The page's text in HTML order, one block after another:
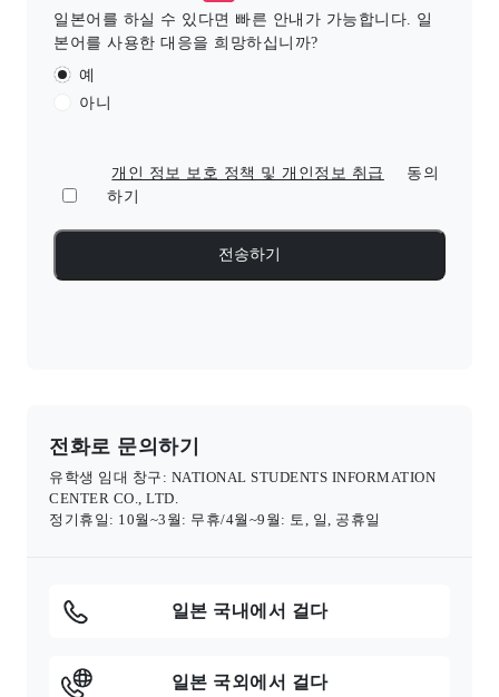
일본어를 하실 수 있다면 빠른 안내가 가능합니다. 일
본어를 사용한 대응을 희망하십니까?
예
아니
개인 정보 보호 정책 및 개인정보 취급
동의
하기
전화로 문의하기
유학생 임대 창구: NATIONAL STUDENTS INFORMATION
CENTER CO., LTD.
정기휴일: 10월~3월: 무휴/4월~9월: 토, 일, 공휴일
일본 국내에서 걸다
일본 국외에서 걸다